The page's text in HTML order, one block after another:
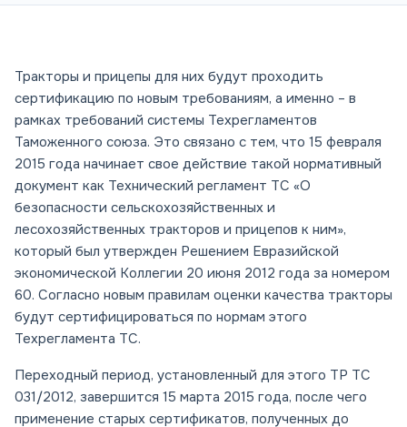
Тракторы и прицепы для них будут проходить
сертификацию по новым требованиям, а именно – в
рамках требований системы Техрегламентов
Таможенного союза. Это связано с тем, что 15 февраля
2015 года начинает свое действие такой нормативный
документ как Технический регламент ТС «О
безопасности сельскохозяйственных и
лесохозяйственных тракторов и прицепов к ним»,
который был утвержден Решением Евразийской
экономической Коллегии 20 июня 2012 года за номером
60. Согласно новым правилам оценки качества тракторы
будут сертифицироваться по нормам этого
Техрегламента ТС.
Переходный период, установленный для этого ТР ТС
031/2012, завершится 15 марта 2015 года, после чего
применение старых сертификатов, полученных до